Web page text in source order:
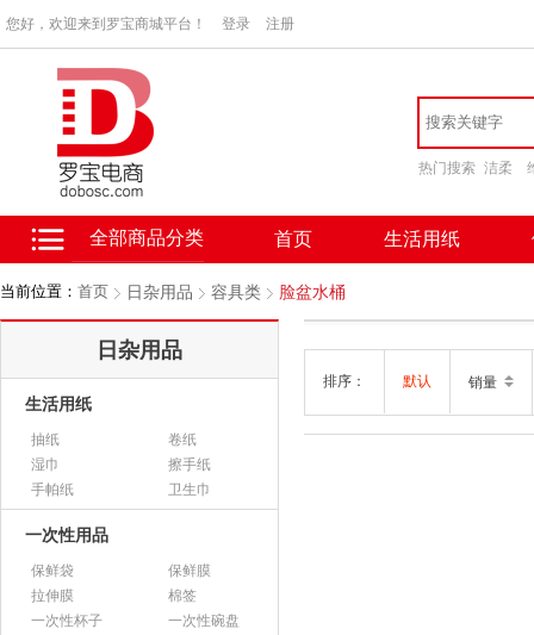
您好，欢迎来到罗宝商城平台！ 登录 注册
热门搜索 洁柔
全部商品分类 首页 生活用纸
当前位置： 首页 日杂用品 容具类 脸盆水桶
日杂用品
生活用纸
抽纸
卷纸
湿巾
擦手纸
手帕纸
卫生巾
一次性用品
保鲜袋
保鲜膜
拉伸膜
棉签
一次性杯子
一次性碗盘
排序： 默认 销量